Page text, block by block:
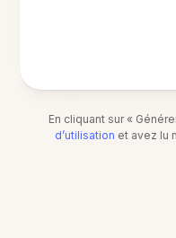
En cliquant sur «
d’utilisation et avez lu